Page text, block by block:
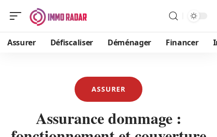
Assurer Défiscaliser Déménager Financer
ASSURER
Assurance dommage :